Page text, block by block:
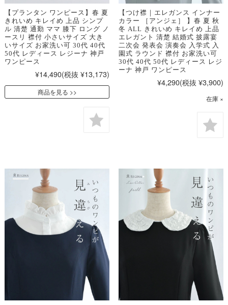
【プランタン ワンピース】春 夏
きれいめ キレイめ 上品 シンプ
ル 清楚 通勤 ママ 膝下 ロング ノ
ースリ 襟付 小さいサイズ 大き
いサイズ お家洗い可 30代 40代
50代 レディース レジーナ 神戸
ワンピース
¥14,490(税抜 ¥13,173)
商品を見る
【つけ襟｜エレガンス インナー
カラー ［アンジェ］ 】春 夏 秋
冬 ALL きれいめ キレイめ 上品
エレガント 清楚 結婚式 披露宴
二次会 発表会 演奏会 入学式 入
園式 ラウンド 襟付 お家洗い可
30代 40代 50代 レディース レジ
ーナ 神戸 ワンピース
¥4,290(税抜 ¥3,900)
在庫 ×